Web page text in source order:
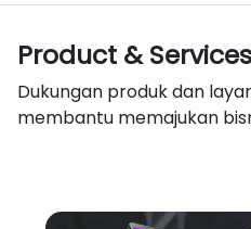
Product & Services
Dukungan produk dan
membantu memajukan